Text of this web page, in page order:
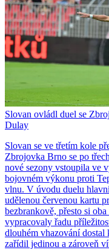
Slovan ovládl duel se
Dulay
Slovan se ve třetím kole
Zbrojovka Brno se po
nové sezony vstoupila ve
bojovném výkonu proti
vlnu. V úvodu duelu
udělenou červenou kartu
bezbrankově, přesto si
vypracovaly řadu
dlouhém vhazování
zařídil jedinou a zároveň